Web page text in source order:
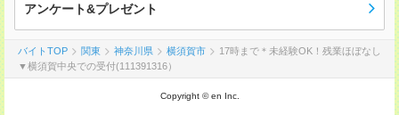
アンケート&プレゼント
バイトTOP 関東 神奈川県 横須賀市
17時まで＊未経験OK！残業ほぼなし
▼横須賀中央での受付(111391316）
Copyright © en Inc.